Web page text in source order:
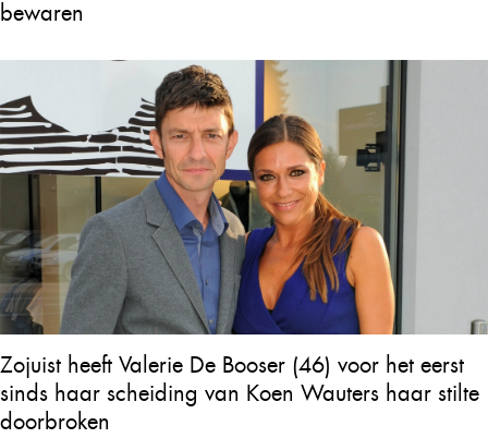
bewaren
Zojuist heeft Valerie De Booser (46) voor het eerst
sinds haar scheiding van Koen Wauters haar stilte
doorbroken